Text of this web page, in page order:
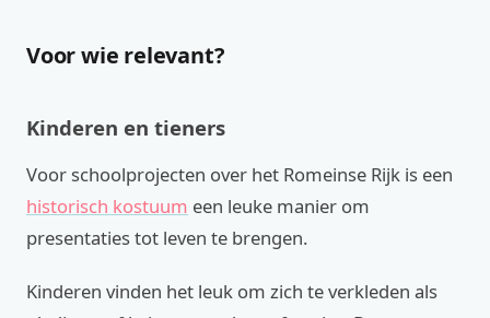
Voor wie relevant?
Kinderen en tieners
Voor schoolprojecten over het Romeinse Rijk is een
historisch kostuum een leuke manier om
presentaties tot leven te brengen.
Kinderen vinden het leuk om zich te verkleden als